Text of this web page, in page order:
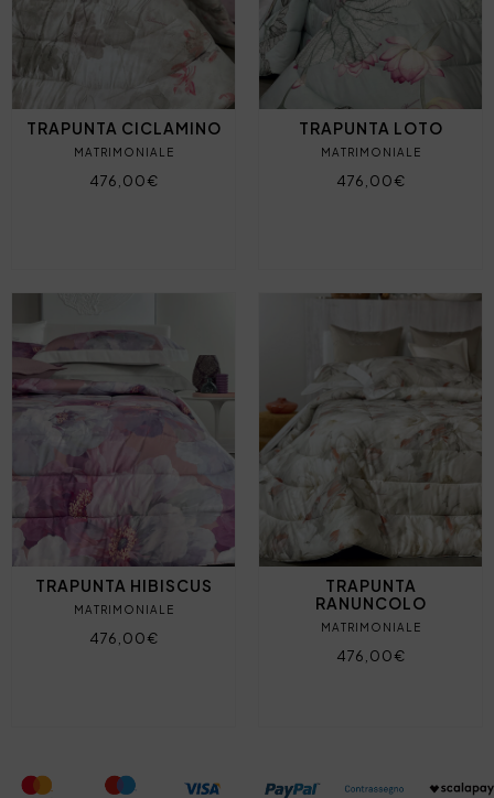
TRAPUNTA CICLAMINO
MATRIMONIALE
476,00€
TRAPUNTA LOTO
MATRIMONIALE
476,00€
TRAPUNTA HIBISCUS
MATRIMONIALE
476,00€
TRAPUNTA
RANUNCOLO
MATRIMONIALE
476,00€